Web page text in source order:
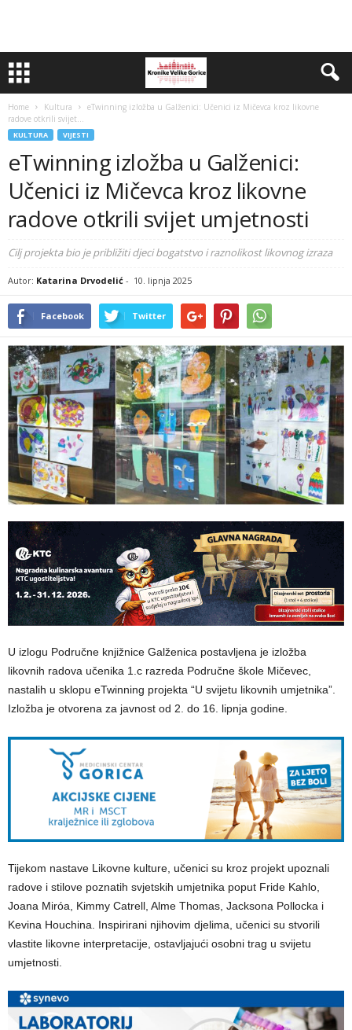
Home Kultura
eTwinning izložba u Galženici: Učenici iz Mičevca kroz likovne
radove otkrili svijet...
KULTURA VIJESTI
eTwinning izložba u Galženici:
Učenici iz Mičevca kroz likovne
radove otkrili svijet umjetnosti
Cilj projekta bio je približiti djeci bogatstvo i raznolikost likovnog izraza
Autor: Katarina Drvodelić - 10. lipnja 2025
Facebook Twitter
U izlogu Područne knjižnice Galženica postavljena je izložba
likovnih radova učenika 1.c razreda Područne škole Mičevec,
nastalih u sklopu eTwinning projekta “U svijetu likovnih umjetnika”.
Izložba je otvorena za javnost od 2. do 16. lipnja godine.
Tijekom nastave Likovne kulture, učenici su kroz projekt upoznali
radove i stilove poznatih svjetskih umjetnika poput Fride Kahlo,
Joana Miróa, Kimmy Catrell, Alme Thomas, Jacksona Pollocka i
Kevina Houchina. Inspirirani njihovim djelima, učenici su stvorili
vlastite likovne interpretacije, ostavljajući osobni trag u svijetu
umjetnosti.